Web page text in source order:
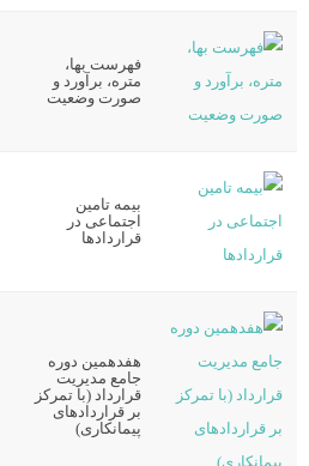
فهرست بها،
متره، برآورد و
صورت وضعیت
بیمه تامین
اجتماعی در
قراردادها
هفدهمین دوره
جامع مدیریت
قرارداد (با تمرکز
بر قراردادهای
پیمانکاری)